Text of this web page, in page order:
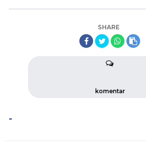
SHARE
komentar
-